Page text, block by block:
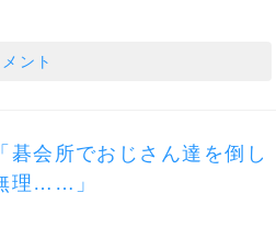
ント
碁会所でおじさん達を倒し
理……」